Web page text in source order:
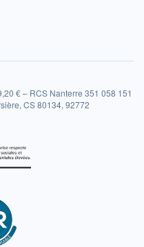
€ – RCS Nanterre 351 058 151
CS 80134, 92772